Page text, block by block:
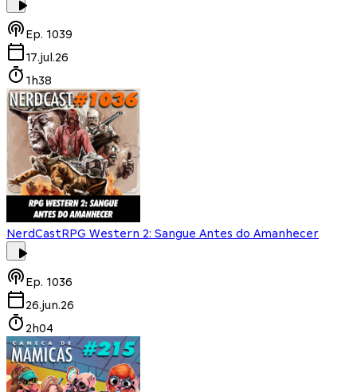
Ep. 1039
17.jul.26
1h38
NerdCastRPG Western 2: Sangue Antes do Amanhecer
Ep. 1036
26.jun.26
2h04